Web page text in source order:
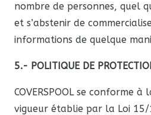
nombre de personnes, quel
et s’abstenir de
informations de quelque
5.- POLITIQUE DE
COVERSPOOL se conforme
vigueur établie par la Loi